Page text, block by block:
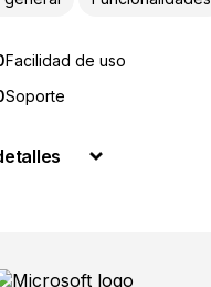
Facilidad de uso
Soporte